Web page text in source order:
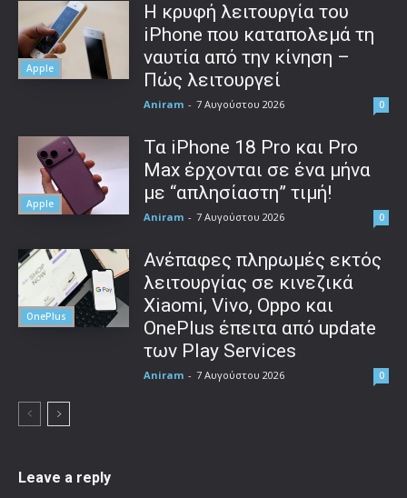
Apple
Η κρυφή λειτουργία του
iPhone που καταπολεμά τη
ναυτία από την κίνηση –
Πώς λειτουργεί
Aniram - 7 Αυγούστου 2026 0
Apple
Τα iPhone 18 Pro και Pro
Max έρχονται σε ένα μήνα
με “απλησίαστη” τιμή!
Aniram - 7 Αυγούστου 2026 0
OnePlus
Ανέπαφες πληρωμές εκτός
λειτουργίας σε κινεζικά
Xiaomi, Vivo, Oppo και
OnePlus έπειτα από update
των Play Services
Aniram - 7 Αυγούστου 2026 0
Leave a reply